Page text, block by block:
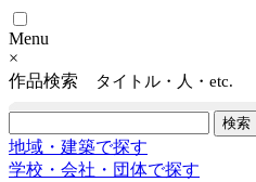
Menu
×
作品検索
タイトル・人・etc.
地域・建築で探す
学校・会社・団体で探す